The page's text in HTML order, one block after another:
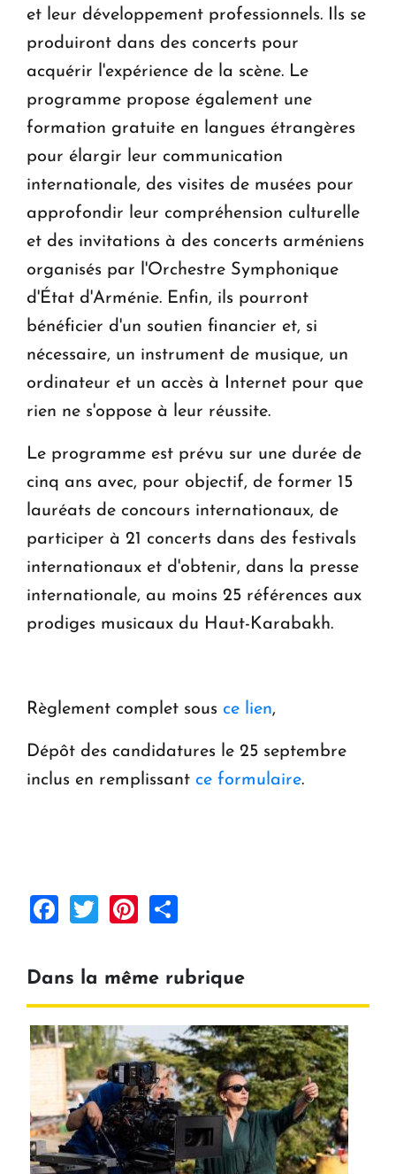
et leur développement professionnels. Ils se
produiront dans des concerts pour
acquérir l'expérience de la scène. Le
programme propose également une
formation gratuite en langues étrangères
pour élargir leur communication
internationale, des visites de musées pour
approfondir leur compréhension culturelle
et des invitations à des concerts arméniens
organisés par l'Orchestre Symphonique
d'État d'Arménie. Enfin, ils pourront
bénéficier d'un soutien financier et, si
nécessaire, un instrument de musique, un
ordinateur et un accès à Internet pour que
rien ne s'oppose à leur réussite.
Le programme est prévu sur une durée de
cinq ans avec, pour objectif, de former 15
lauréats de concours internationaux, de
participer à 21 concerts dans des festivals
internationaux et d'obtenir, dans la presse
internationale, au moins 25 références aux
prodiges musicaux du Haut-Karabakh.
Règlement complet sous ce lien,
Dépôt des candidatures le 25 septembre
inclus en remplissant ce formulaire.
Facebook
TwitterPinterest
Dans la même rubrique